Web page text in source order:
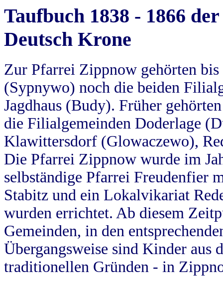
Taufbuch 1838 - 1866
Deutsch Krone
Zur Pfarrei Zippnow gehörten
(Sypnywo) noch die beiden
Jagdhaus (Budy). Früher
die Filialgemeinden Doderlage
Klawittersdorf (Glowaczewo),
Die Pfarrei Zippnow wurde im
selbständige Pfarrei Freudenfier
Stabitz und ein Lokalvikariat
wurden errichtet. Ab diesem
Gemeinden, in den
Übergangsweise sind Kinder aus
traditionellen Gründen - in